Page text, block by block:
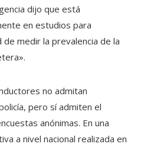
dijo que está
en estudios para
de medir la prevalencia de la
no admitan
pero sí admiten el
anónimas. En una
a nivel nacional realizada en